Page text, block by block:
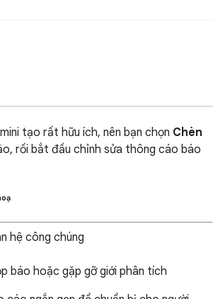
tạo rất hữu ích, nên bạn chọn Chèn
rồi bắt đầu chỉnh sửa thông cáo báo
hệ công chúng
báo hoặc gặp gỡ giới phân tích